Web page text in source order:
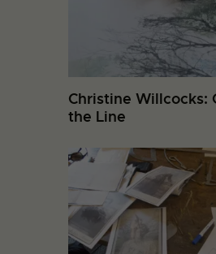
Christine Willcocks:
the Line